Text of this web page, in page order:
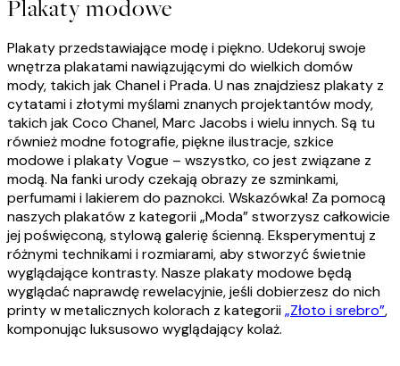
Plakaty modowe
Plakaty przedstawiające modę i piękno. Udekoruj swoje
wnętrza plakatami nawiązującymi do wielkich domów
mody, takich jak Chanel i Prada. U nas znajdziesz plakaty z
cytatami i złotymi myślami znanych projektantów mody,
takich jak Coco Chanel, Marc Jacobs i wielu innych. Są tu
również modne fotografie, piękne ilustracje, szkice
modowe i plakaty Vogue – wszystko, co jest związane z
modą. Na fanki urody czekają obrazy ze szminkami,
perfumami i lakierem do paznokci. Wskazówka! Za pomocą
naszych plakatów z kategorii „Moda” stworzysz całkowicie
jej poświęconą, stylową galerię ścienną. Eksperymentuj z
różnymi technikami i rozmiarami, aby stworzyć świetnie
wyglądające kontrasty. Nasze plakaty modowe będą
wyglądać naprawdę rewelacyjnie, jeśli dobierzesz do nich
printy w metalicznych kolorach z kategorii„Złoto i srebro”,
komponując luksusowo wyglądający kolaż.